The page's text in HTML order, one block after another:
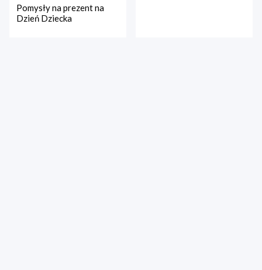
Pomysły na prezent na
Dzień Dziecka